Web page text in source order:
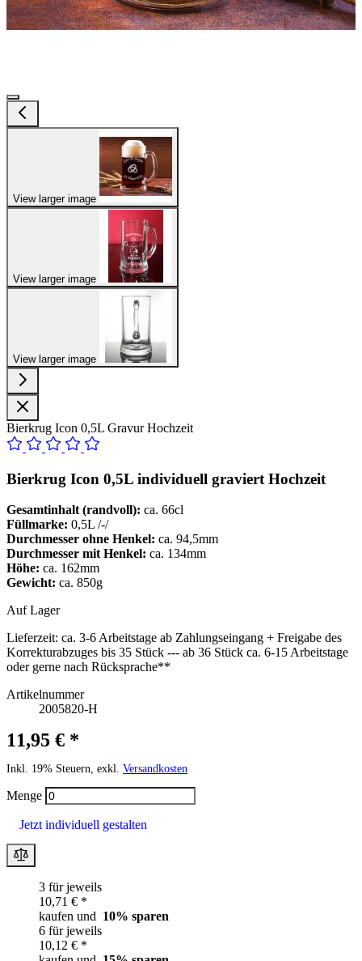
View larger image
View larger image
View larger image
Bierkrug Icon 0,5L Gravur Hochzeit
Bierkrug Icon 0,5L individuell graviert Hochzeit
Gesamtinhalt (randvoll): ca. 66cl
Füllmarke: 0,5L /-/
Durchmesser ohne Henkel: ca. 94,5mm
Durchmesser mit Henkel: ca. 134mm
Höhe: ca. 162mm
Gewicht: ca. 850g
Auf Lager
Lieferzeit: ca. 3-6 Arbeitstage ab Zahlungseingang + Freigabe des
Korrekturabzuges bis 35 Stück --- ab 36 Stück ca. 6-15 Arbeitstage
oder gerne nach Rücksprache**
Artikelnummer
2005820-H
11,95 € *
Inkl. 19% Steuern, exkl. Versandkosten
Menge
Jetzt individuell gestalten
3 für jeweils
10,71 € *
kaufen und 10% sparen
6 für jeweils
10,12 € *